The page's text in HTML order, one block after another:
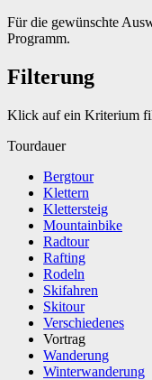
Für die gewünschte
Programm.
Filterung
Klick auf ein Kriterium
Tourdauer
Bergtour
Klettern
Klettersteig
Mountainbike
Radtour
Rafting
Rodeln
Skifahren
Skitour
Verschiedenes
Vortrag
Wanderung
Winterwanderung